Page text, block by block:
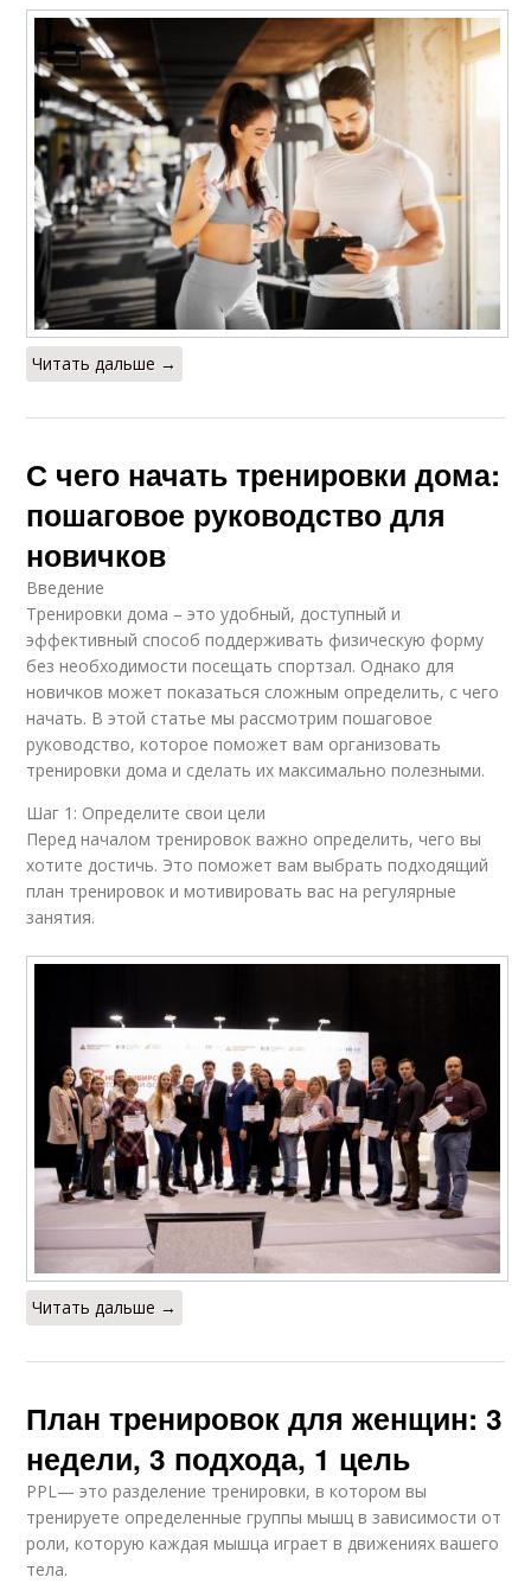
Читать дальше →
С чего начать тренировки дома:
пошаговое руководство для
новичков
Введение
Тренировки дома – это удобный, доступный и
эффективный способ поддерживать физическую форму
без необходимости посещать спортзал. Однако для
новичков может показаться сложным определить, с чего
начать. В этой статье мы рассмотрим пошаговое
руководство, которое поможет вам организовать
тренировки дома и сделать их максимально полезными.
Шаг 1: Определите свои цели
Перед началом тренировок важно определить, чего вы
хотите достичь. Это поможет вам выбрать подходящий
план тренировок и мотивировать вас на регулярные
занятия.
Читать дальше →
План тренировок для женщин: 3
недели, 3 подхода, 1 цель
PPL— это разделение тренировки, в котором вы
тренируете определенные группы мышц в зависимости от
роли, которую каждая мышца играет в движениях вашего
тела.